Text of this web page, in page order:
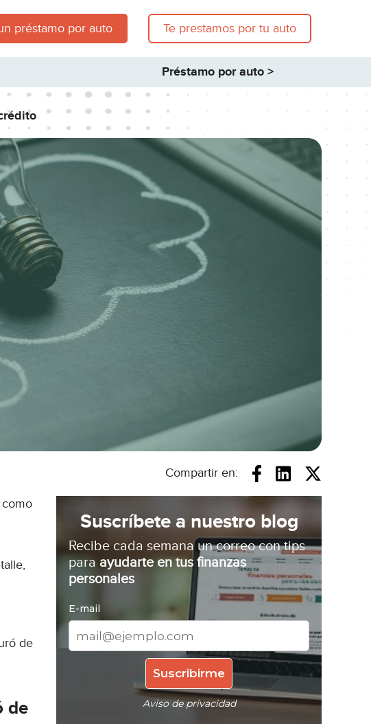
préstamo por auto Te prestamos por tu auto
Préstamo por auto >
Compartir en:
de
de
Suscríbete a nuestro blog
Recibe cada semana un correo con tips
para ayudarte en tus finanzas
personales
E-mail
Aviso de privacidad